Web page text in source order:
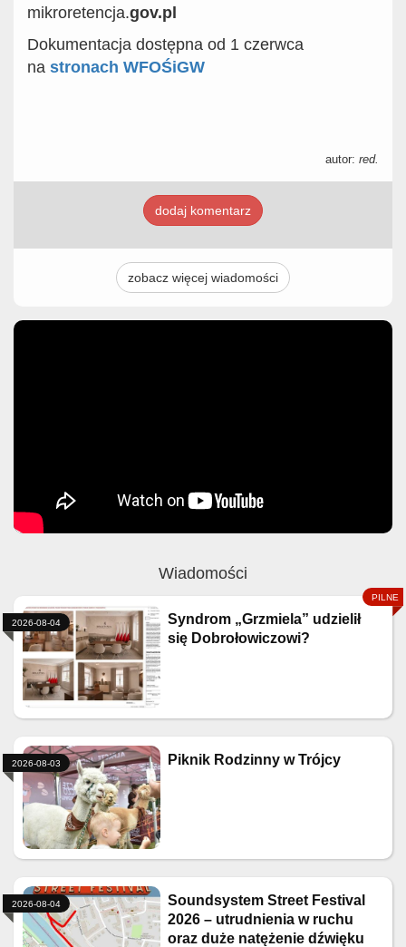
mikroretencja.gov.pl
Dokumentacja dostępna od 1 czerwca
na stronach WFOŚiGW
autor: red.
dodaj komentarz
zobacz więcej wiadomości
Wiadomości
Syndrom „Grzmiela” udzielił
się Dobrołowiczowi?
2026-08-04
Piknik Rodzinny w Trójcy
2026-08-03
Soundsystem Street Festival
2026 – utrudnienia w ruchu
oraz duże natężenie dźwięku
2026-08-04